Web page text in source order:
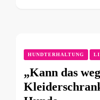
HUNDTERHALTUNG
„Kann das